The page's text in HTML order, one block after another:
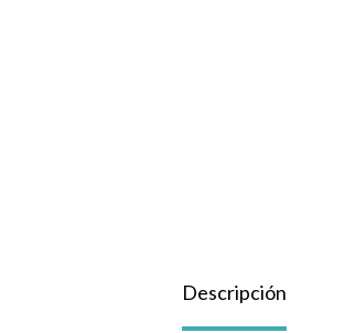
Descripción